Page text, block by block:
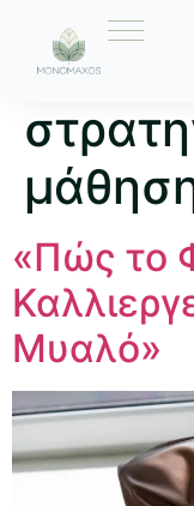
Ετικέτα:
«Πώς το
Μυαλό»